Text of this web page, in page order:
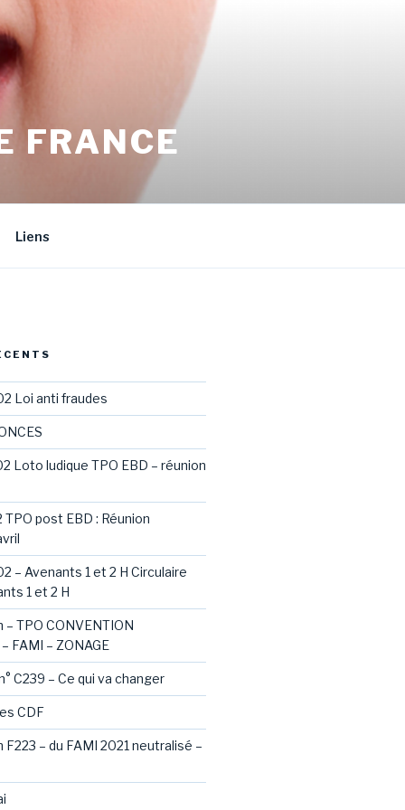
FRANCE
Liens
Loi anti fraudes
Loto ludique TPO EBD – réunion
post EBD : Réunion
– Avenants 1 et 2 H Circulaire
1 et 2 H
– TPO CONVENTION
FAMI – ZONAGE
C239 – Ce qui va changer
CDF
F223 – du FAMI 2021 neutralisé –